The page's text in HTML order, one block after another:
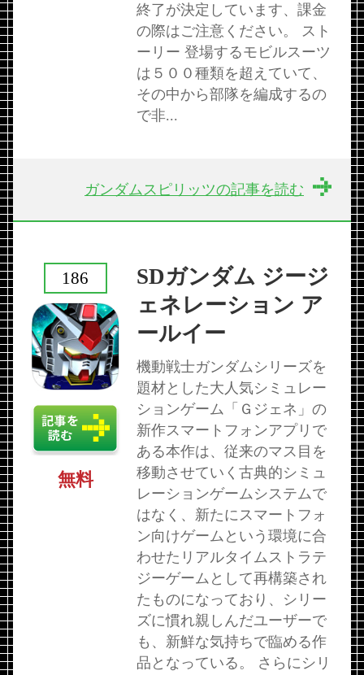
終了が決定しています、課金
の際はご注意ください。 スト
ーリー 登場するモビルスーツ
は５００種類を超えていて、
その中から部隊を編成するの
で非...
ガンダムスピリッツの記事を読む
SDガンダム ジージ
ェネレーション ア
ールイー
機動戦士ガンダムシリーズを
題材とした大人気シミュレー
ションゲーム「Ｇジェネ」の
新作スマートフォンアプリで
ある本作は、従来のマス目を
移動させていく古典的シミュ
レーションゲームシステムで
はなく、新たにスマートフォ
ン向けゲームという環境に合
わせたリアルタイムストラテ
ジーゲームとして再構築され
たものになっており、シリー
ズに慣れ親しんだユーザーで
も、新鮮な気持ちで臨める作
品となっている。 さらにシリ
186
無料